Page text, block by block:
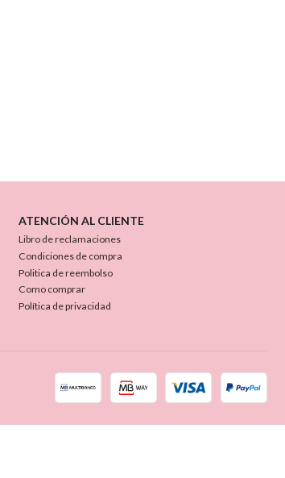
ATENCIÓN AL CLIENTE
Libro de reclamaciones
Condiciones de compra
Politica de reembolso
Como comprar
Política de privacidad